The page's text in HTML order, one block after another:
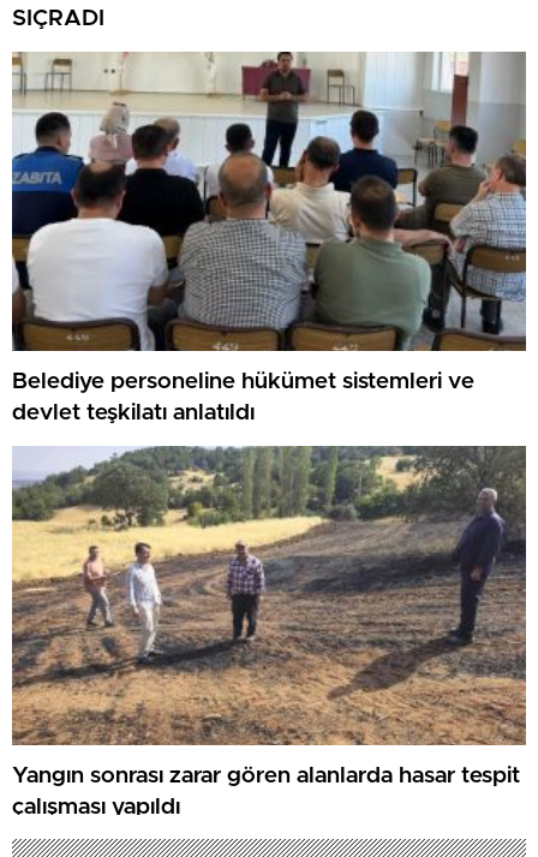
SIÇRADI
Belediye personeline hükümet sistemleri ve
devlet teşkilatı anlatıldı
Yangın sonrası zarar gören alanlarda hasar tespit
çalışması yapıldı